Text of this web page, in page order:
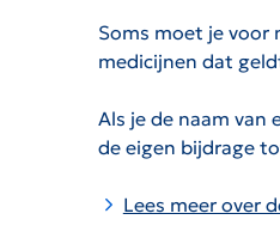
Soms moet je voor
medicijnen dat
Als je de naam van
de eigen bijdrage
Lees meer over